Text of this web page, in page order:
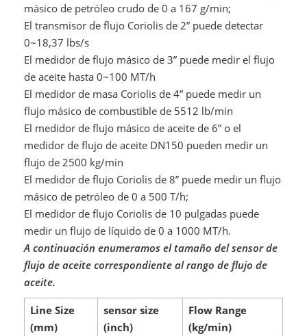
másico de petróleo crudo de 0 a 167 g/min;
El transmisor de flujo Coriolis de 2” puede detectar
0~18,37 lbs/s
El medidor de flujo másico de 3” puede medir el flujo
de aceite hasta 0~100 MT/h
El medidor de masa Coriolis de 4” puede medir un
flujo másico de combustible de 5512 lb/min
El medidor de flujo másico de aceite de 6” o el
medidor de flujo de aceite DN150 pueden medir un
flujo de 2500 kg/min
El medidor de flujo Coriolis de 8” puede medir un flujo
másico de petróleo de 0 a 500 T/h;
El medidor de flujo Coriolis de 10 pulgadas puede
medir un flujo de líquido de 0 a 1000 MT/h.
A continuación enumeramos el tamaño del sensor de
flujo de aceite correspondiente al rango de flujo de
aceite.
Line Size
(mm)
sensor size
(inch)
Flow Range
(kg/min)